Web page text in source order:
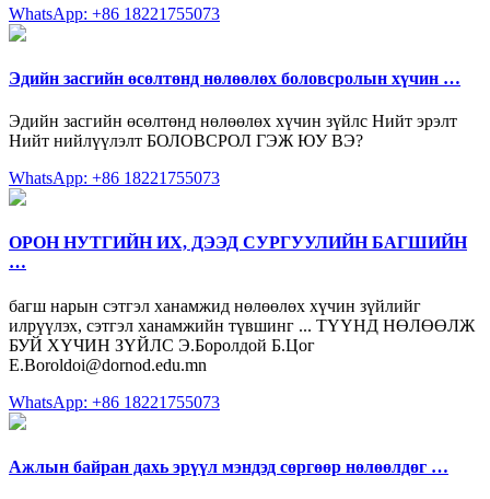
WhatsApp: +86 18221755073
Эдийн засгийн өсөлтөнд нөлөөлөх боловсролын хүчин …
Эдийн засгийн өсөлтөнд нөлөөлөх хүчин зүйлс Нийт эрэлт
Нийт нийлүүлэлт БОЛОВСРОЛ ГЭЖ ЮУ ВЭ?
WhatsApp: +86 18221755073
ОРОН НУТГИЙН ИХ, ДЭЭД СУРГУУЛИЙН БАГШИЙН
…
багш нарын сэтгэл ханамжид нөлөөлөх хүчин зүйлийг
илрүүлэх, сэтгэл ханамжийн түвшинг ... ТҮҮНД НӨЛӨӨЛЖ
БУЙ ХҮЧИН ЗҮЙЛС Э.Боролдой Б.Цог
E.Boroldoi@dornod.edu.mn
WhatsApp: +86 18221755073
Ажлын байран дахь эрүүл мэндэд сөргөөр нөлөөлдөг …